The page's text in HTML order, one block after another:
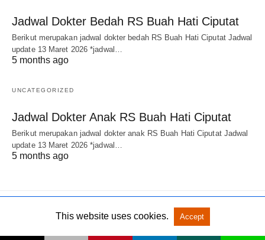
Jadwal Dokter Bedah RS Buah Hati Ciputat
Berikut merupakan jadwal dokter bedah RS Buah Hati Ciputat Jadwal
update 13 Maret 2026 *jadwal…
5 months ago
UNCATEGORIZED
Jadwal Dokter Anak RS Buah Hati Ciputat
Berikut merupakan jadwal dokter anak RS Buah Hati Ciputat Jadwal
update 13 Maret 2026 *jadwal…
5 months ago
All Rights Reserved View Non-AMP Version
This website uses cookies. Accept